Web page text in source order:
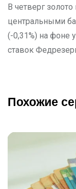
В четверг
центральными
(-0,31%) на фоне
ставок
Похожие